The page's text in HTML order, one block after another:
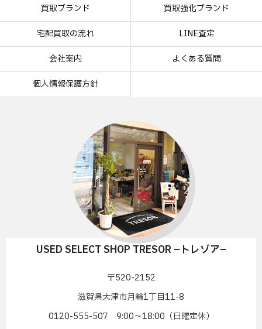
買取ブランド 買取強化ブランド
宅配買取の流れ LINE査定
会社案内 よくある質問
個人情報保護方針
USED SELECT SHOP TRESOR –トレゾア–
〒520-2152
滋賀県大津市月輪1丁目11-8
0120-555-507 9:00〜18:00（日曜定休）